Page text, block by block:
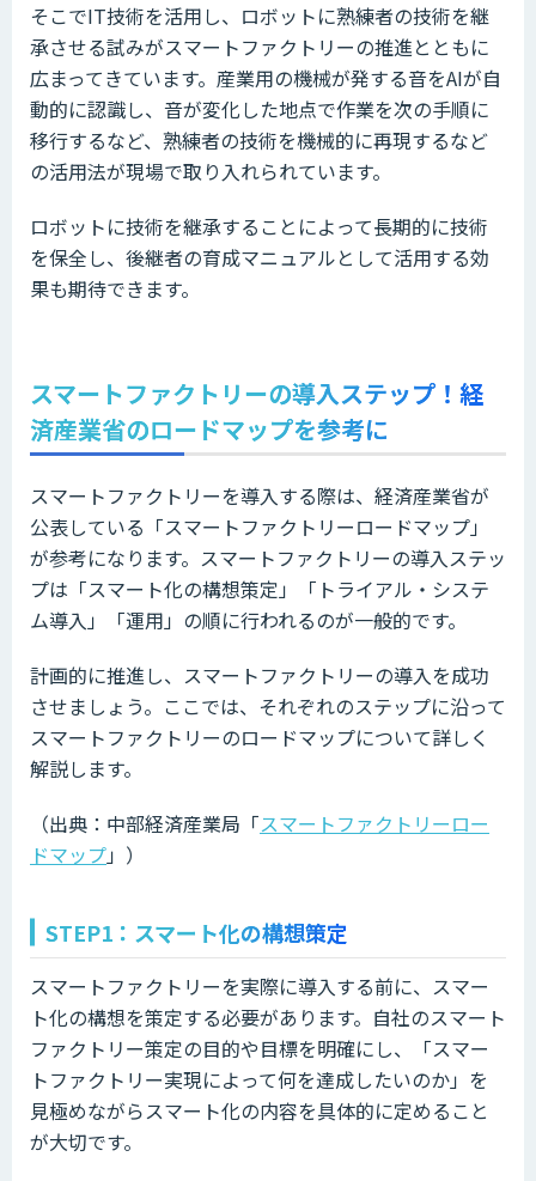
そこでIT技術を活用し、ロボットに熟練者の技術を継
承させる試みがスマートファクトリーの推進とともに
広まってきています。産業用の機械が発する音をAIが自
動的に認識し、音が変化した地点で作業を次の手順に
移行するなど、熟練者の技術を機械的に再現するなど
の活用法が現場で取り入れられています。
ロボットに技術を継承することによって長期的に技術
を保全し、後継者の育成マニュアルとして活用する効
果も期待できます。
スマートファクトリーの導入ステップ！経
済産業省のロードマップを参考に
スマートファクトリーを導入する際は、経済産業省が
公表している「スマートファクトリーロードマップ」
が参考になります。スマートファクトリーの導入ステッ
プは「スマート化の構想策定」「トライアル・システ
ム導入」「運用」の順に行われるのが一般的です。
計画的に推進し、スマートファクトリーの導入を成功
させましょう。ここでは、それぞれのステップに沿って
スマートファクトリーのロードマップについて詳しく
解説します。
（出典：中部経済産業局「スマートファクトリーロー
ドマップ」）
STEP1：スマート化の構想策定
スマートファクトリーを実際に導入する前に、スマー
ト化の構想を策定する必要があります。自社のスマート
ファクトリー策定の目的や目標を明確にし、「スマー
トファクトリー実現によって何を達成したいのか」を
見極めながらスマート化の内容を具体的に定めること
が大切です。